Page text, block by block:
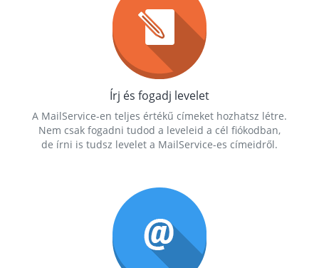
Írj és fogadj levelet
A MailService-en teljes értékű címeket hozhatsz létre.
Nem csak fogadni tudod a leveleid a cél fiókodban,
de írni is tudsz levelet a MailService-es címeidről.